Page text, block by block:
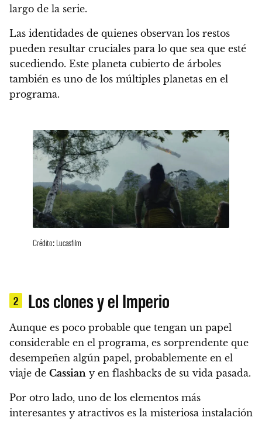
largo de la serie.
Las identidades de quienes observan los restos
pueden resultar cruciales para lo que sea que esté
sucediendo. Este planeta cubierto de árboles
también es uno de los múltiples planetas en el
programa.
Crédito: Lucasfilm
2 Los clones y el Imperio
Aunque es poco probable que tengan un papel
considerable en el programa, es sorprendente que
desempeñen algún papel, probablemente en el
viaje de Cassian y en flashbacks de su vida pasada.
Por otro lado, uno de los elementos más
interesantes y atractivos es la misteriosa instalación